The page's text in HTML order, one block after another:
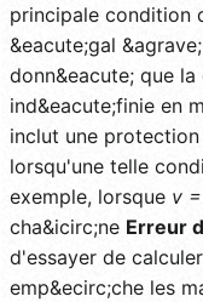
principale condition
&eacute;gal
donn&eacute; que
ind&eacute;finie en
inclut une
lorsqu'une telle
exemple, lorsque v
cha&icirc;ne Erreur
d'essayer de
emp&ecirc;che les